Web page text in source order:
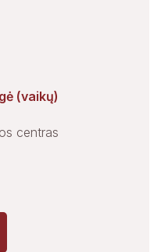
(vaikų)
centras